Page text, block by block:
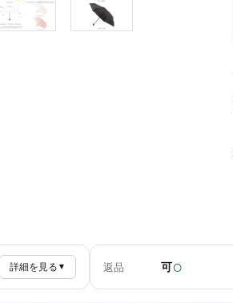
詳細を見る ▼ 返品 可○